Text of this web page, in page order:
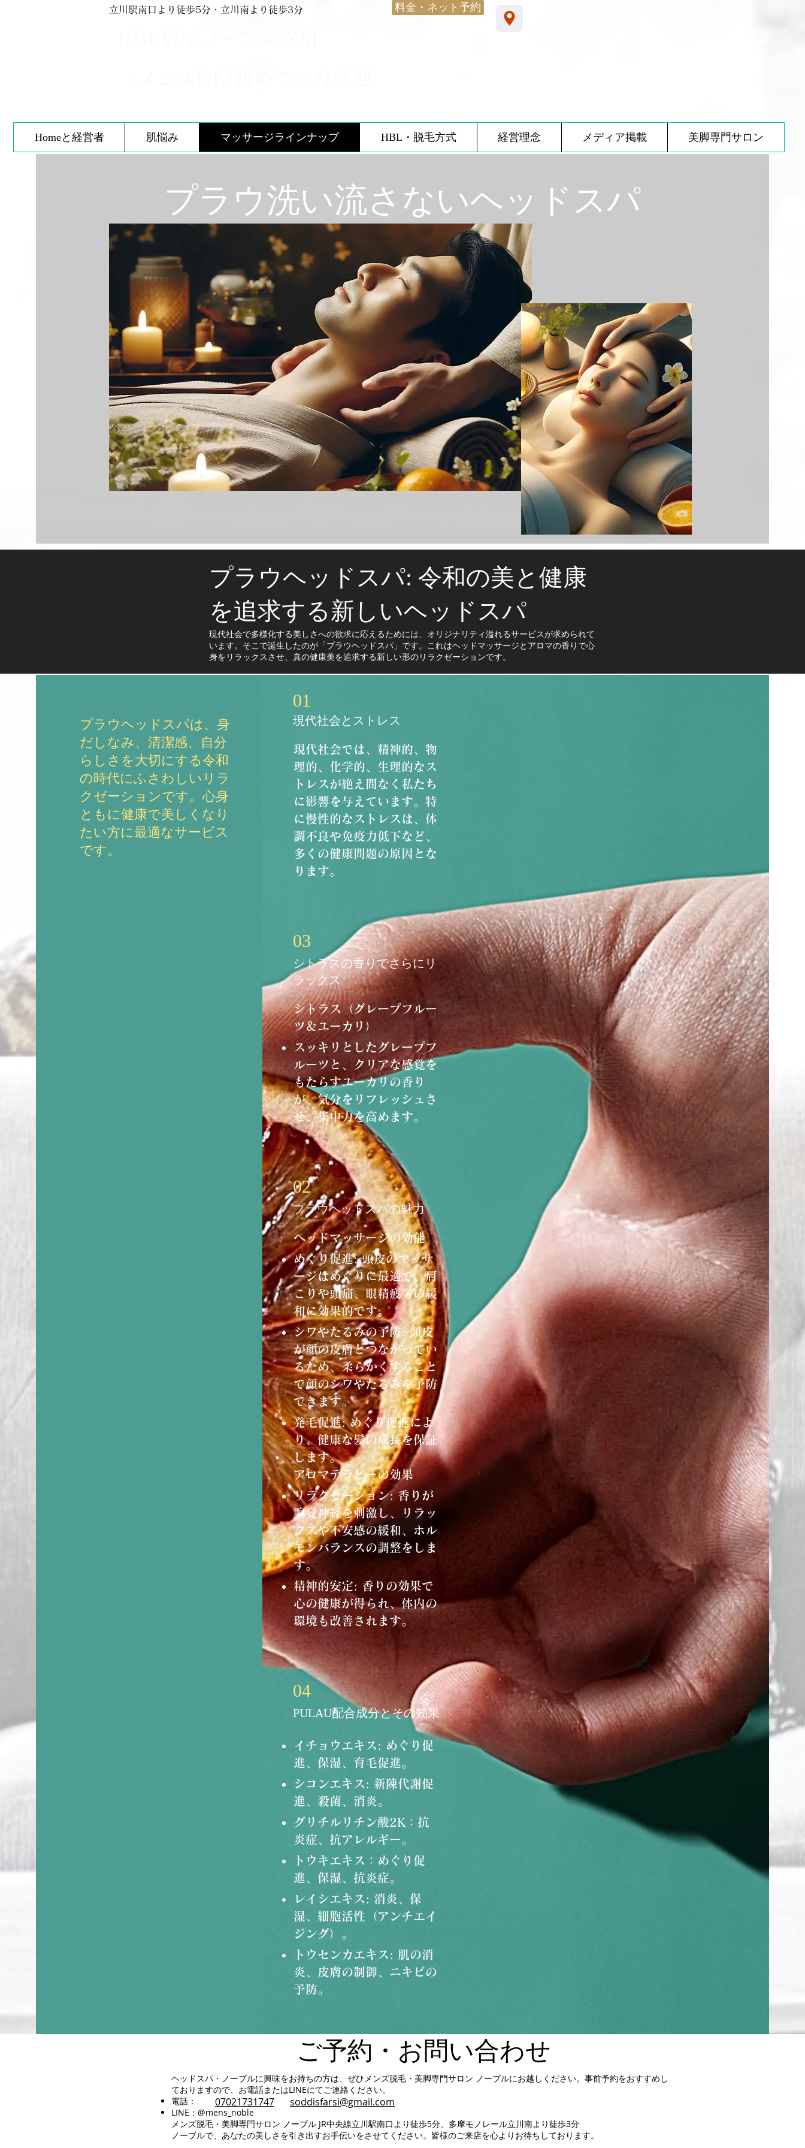
立川駅南口より徒歩5分・立川南より徒歩3分 料金・ネット予約
Homeと経営者 肌悩み マッサージラインナップ HBL・脱毛方式 経営理念 メディア掲載 美脚専門サロン
​プラウ洗い流さないヘッドスパ
プラウヘッドスパ: 令和の美と健康
を追求する新しいヘッドスパ
現代社会で多様化する美しさへの欲求に応えるためには、オリジナリティ溢れるサービスが求められて
います。そこで誕生したのが「プラウヘッドスパ」です。これはヘッドマッサージとアロマの香りで心
身をリラックスさせ、真の健康美を追求する新しい形のリラクゼーションです。​
プラウヘッドスパは、身
だしなみ、清潔感、自分
らしさを大切にする令和
の時代にふさわしいリラ
クゼーションです。心身
ともに健康で美しくなり
たい方に最適なサービス
です。
01
現代社会とストレス
現代社会では、精神的、物
理的、化学的、生理的なス
トレスが絶え間なく私たち
に影響を与えています。特
に慢性的なストレスは、体
調不良や免疫力低下など、
多くの健康問題の原因とな
ります。
03
シトラスの香りでさらにリ
ラックス
シトラス（グレープフルー
ツ＆ユーカリ）
スッキリとしたグレープフ
ルーツと、クリアな感覚を
もたらすユーカリの香り
が、気分をリフレッシュさ
せ、集中力を高めます。
02
プラウヘッドスパの魅力
ヘッドマッサージの効能
めぐり促進: 頭皮のマッサ
ージはめぐりに最適で、肩
こりや頭痛、眼精疲労の緩
和に効果的です。
シワやたるみの予防: 頭皮
が顔の皮膚とつながってい
るため、柔らかくすること
で顔のシワやたるみを予防
できます。
発毛促進: めぐり促進によ
り、健康な髪の成長を保証
します。
アロマテラピーの効果
リラクゼーション: 香りが
嗅覚神経を刺激し、リラッ
クスや不安感の緩和、ホル
モンバランスの調整をしま
す。
精神的安定: 香りの効果で
心の健康が得られ、体内の
環境も改善されます。
04
PULAU配合成分とその効果
イチョウエキス: めぐり促
進、保湿、育毛促進。
シコンエキス: 新陳代謝促
進、殺菌、消炎。
グリチルリチン酸2K：抗
炎症、抗アレルギー。
トウキエキス：めぐり促
進、保湿、抗炎症。
レイシエキス: 消炎、保
湿、細胞活性（アンチエイ
ジング）。
トウセンカエキス: 肌の消
炎、皮膚の制御、ニキビの
予防。
​ご予約・お問い合わせ
​ヘッドスパ・ノーブルに興味をお持ちの方は、ぜひメンズ脱毛・美脚専門サロン ノーブルにお越しください。事前予約をおすすめし
ておりますので、お電話またはLINEにてご連絡ください。
電話：
LINE：@mens_noble
メンズ脱毛・美脚専門サロン ノーブル JR中央線立川駅南口より徒歩5分、多摩モノレール立川南より徒歩3分
ノーブルで、あなたの美しさを引き出すお手伝いをさせてください。皆様のご来店を心よりお待ちしております。
07021731747 ​soddisfarsi@gmail.com